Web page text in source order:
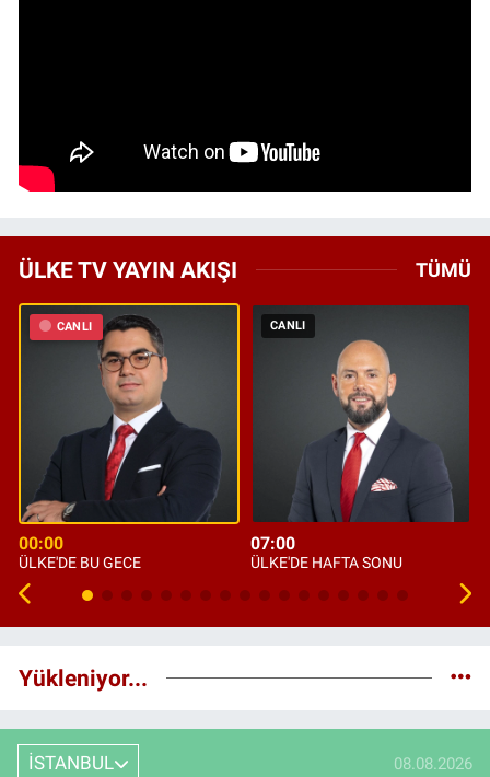
ÜLKE TV YAYIN AKIŞI TÜMÜ
CANLI
00:00
ÜLKE'DE BU GECE
CANLI
07:00
ÜLKE'DE HAFTA SONU
Yükleniyor...
İSTANBUL 08.08.2026